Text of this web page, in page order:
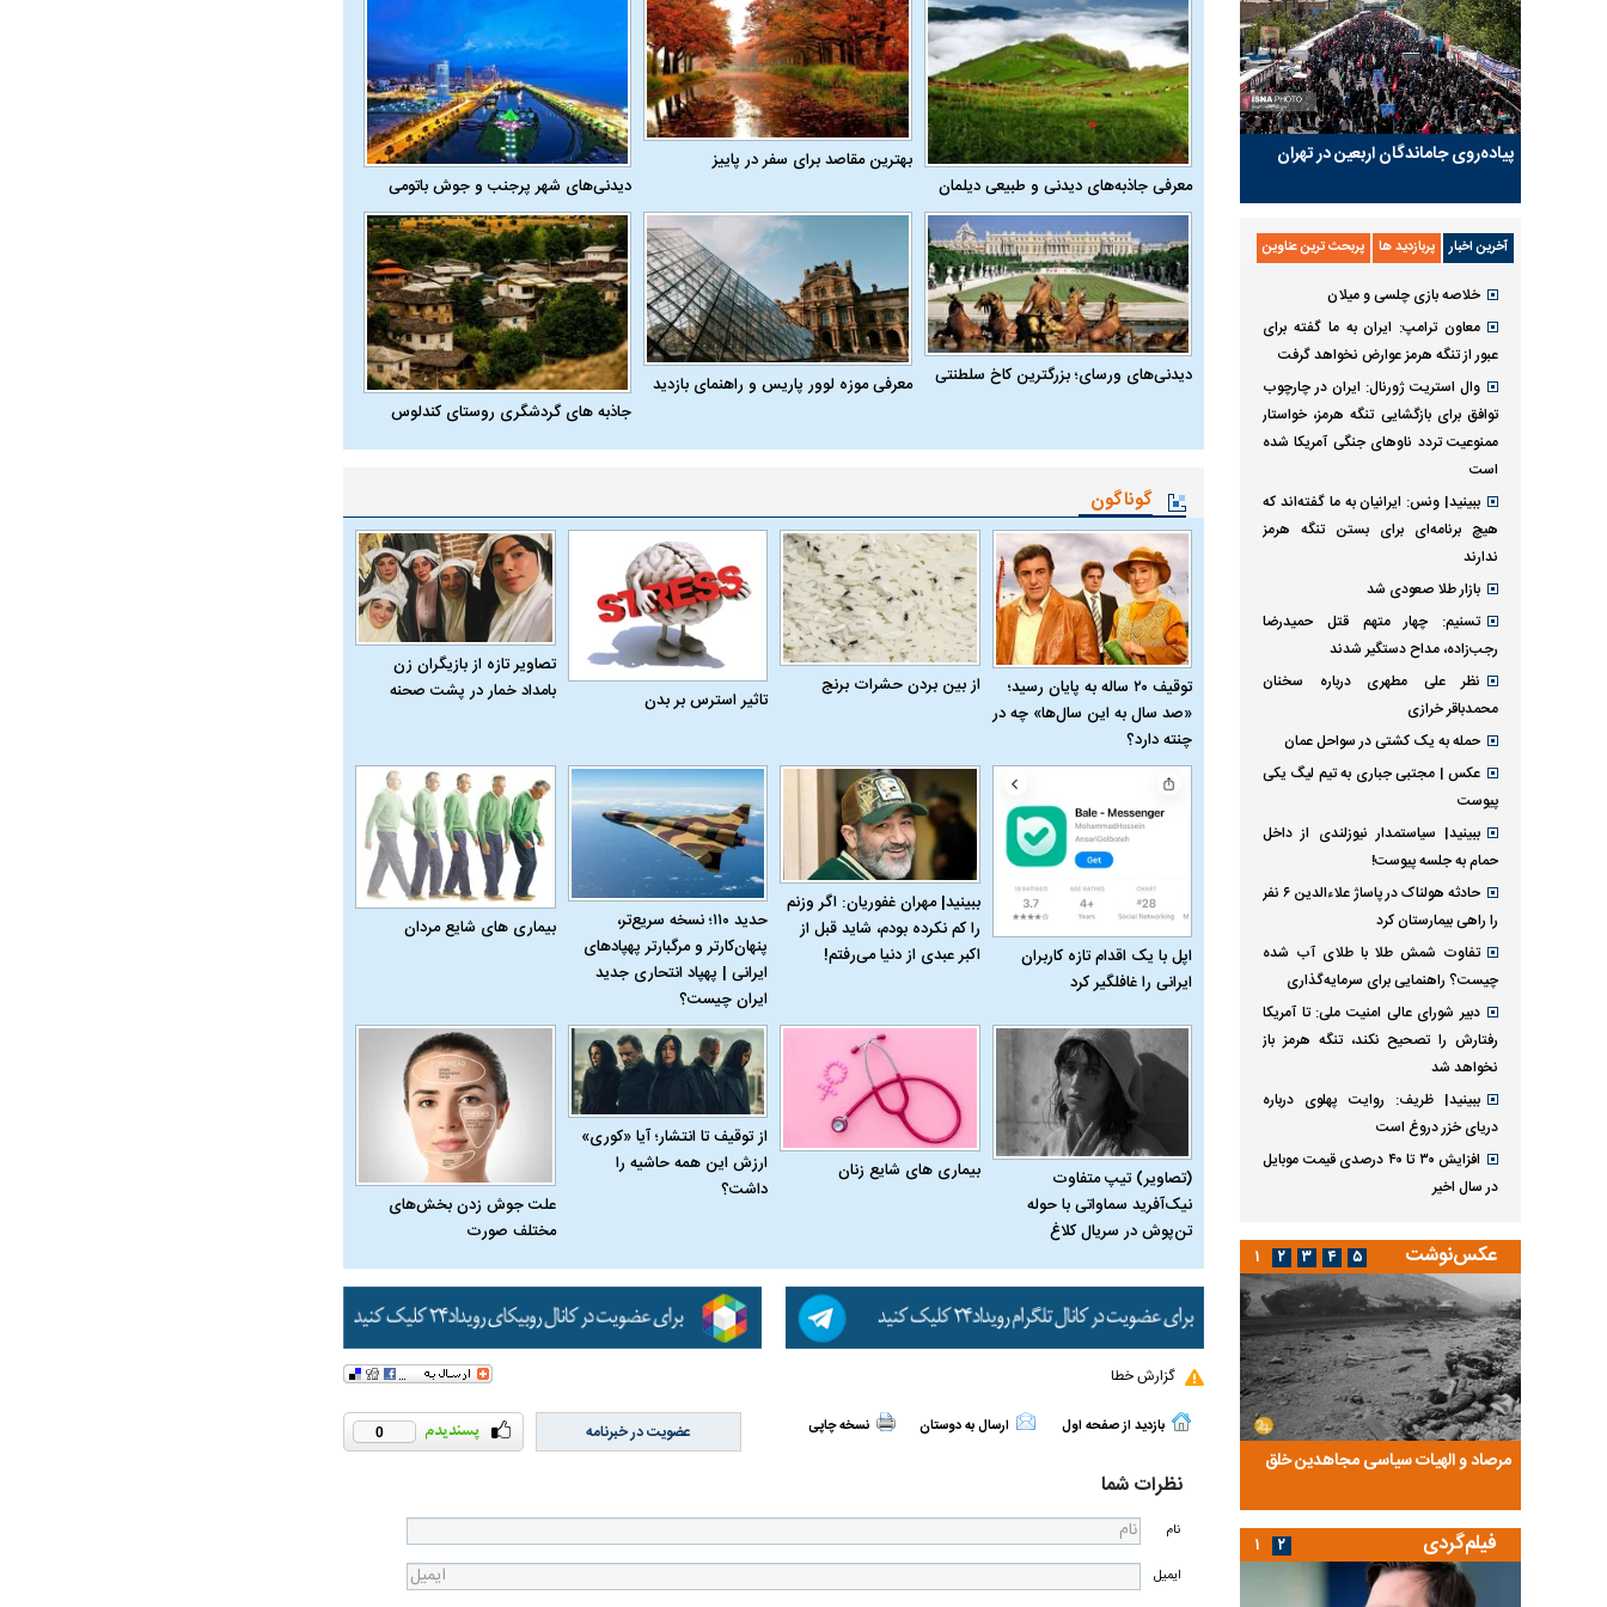
معرفی جاذبه‌های دیدنی و طبیعی دیلمان
بهترین مقاصد برای سفر در پاییز
دیدنی‌های شهر پرجنب و جوش باتومی
دیدنی‌های ورسای؛ بزرگترین کاخ سلطنتی
معرفی موزه لوور پاریس و راهنمای بازدید
جاذبه های گردشگری روستای کندلوس
گوناگون
توقیف ۲۰ ساله به پایان رسید؛
«صد سال به این سال‌ها» چه در
چنته دارد؟
از بین بردن حشرات برنج
تاثیر استرس بر بدن
تصاویر تازه از بازیگران زن
بامداد خمار در پشت صحنه
اپل با یک اقدام تازه کاربران
ایرانی را غافلگیر کرد
ببینید| مهران غفوریان: اگر وزنم
را کم نکرده بودم، شاید قبل از
اکبر عبدی از دنیا می‌رفتم!
حدید ۱۱۰؛ نسخه سریع‌تر،
پنهان‌کارتر و مرگبارتر پهپادهای
ایرانی | پهپاد انتحاری جدید
ایران چیست؟
بیماری‌ های شایع مردان
(تصاویر) تیپ متفاوت
نیک‌آفرید سماواتی با حوله
تن‌پوش در سریال کلاغ
بیماری‌ های شایع زنان
از توقیف تا انتشار؛ آیا «کوری»
ارزش این همه حاشیه را
داشت؟
علت جوش زدن بخش‌های
مختلف صورت
گزارش خطا
بازدید از صفحه اول ارسال به دوستان نسخه چاپی 0 عضویت در خبرنامه
نظرات شما
نام
ایمیل
پیاده‌روی جاماندگان اربعین در تهران
آخرین اخبار پربازدید ها پربحث ترین عناوین
خلاصه بازی چلسی و میلان
معاون ترامپ: ایران به ما گفته برای
عبور از تنگه هرمز عوارض نخواهد گرفت
وال استریت ژورنال: ایران در چارچوب
توافق برای بازگشایی تنگه هرمز، خواستار
ممنوعیت تردد ناو‌های جنگی آمریکا شده
است
ببینید| ونس: ایرانیان به ما گفته‌اند که
هیچ برنامه‌ای برای بستن تنگه هرمز
ندارند
بازار طلا صعودی شد
تسنیم: چهار متهم قتل حمیدرضا
رجب‌زاده، مداح دستگیر شدند
نظر علی مطهری درباره سخنان
محمدباقر خرازی
حمله به یک کشتی در سواحل عمان
عکس | مجتبی جباری به تیم لیگ یکی
پیوست
ببینید| سیاستمدار نیوزلندی از داخل
حمام به جلسه پیوست!
حادثه هولناک در پاساژ علاءالدین ۶ نفر
را راهی بیمارستان کرد
تفاوت شمش طلا با طلای آب شده
چیست؟ راهنمایی برای سرمایه‌گذاری
دبیر شورای عالی امنیت ملی: تا آمریکا
رفتارش را تصحیح نکند، تنگه هرمز باز
نخواهد شد
ببینید| ظریف: روایت پهلوی درباره
دریای خزر دروغ است
افزایش ۳۰ تا ۴۰ درصدی قیمت موبایل
در سال اخیر
عکس‌نوشت
مرصاد و الهیات سیاسی مجاهدین خلق
روایتی از آخرین مصاحبه‌ی شاه در ایران
ریشه‌های عزاداری ماه محرم در فرهنگ
عزاداری ماه محرم در دوران قاجار چگونه
مردی که سر خم نکرد؟ | غلامرضا تختی و
۱ ۲ ۳ ۴ ۵
فیلم‌گردی ۱ ۲